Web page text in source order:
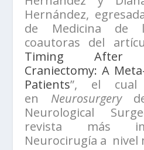
Hernández,
de Medicina de
coautoras del
Timing After
Craniectomy: A
Patients”, el cual
en Neurosurgery
Neurological
revista más
Neurocirugía a nivel